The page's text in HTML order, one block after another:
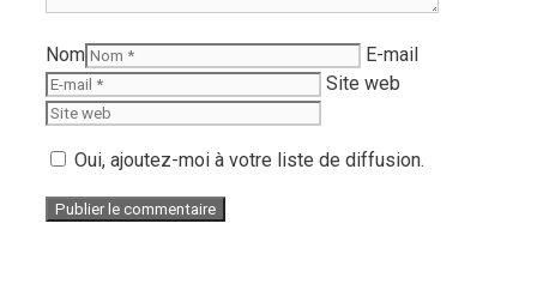
Nom
E-mail
Site web
Oui, ajoutez-moi à votre liste de diffusion.